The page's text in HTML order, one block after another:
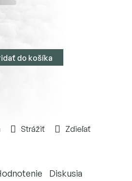
do košíka
Strážiť Zdieľať
Diskusia